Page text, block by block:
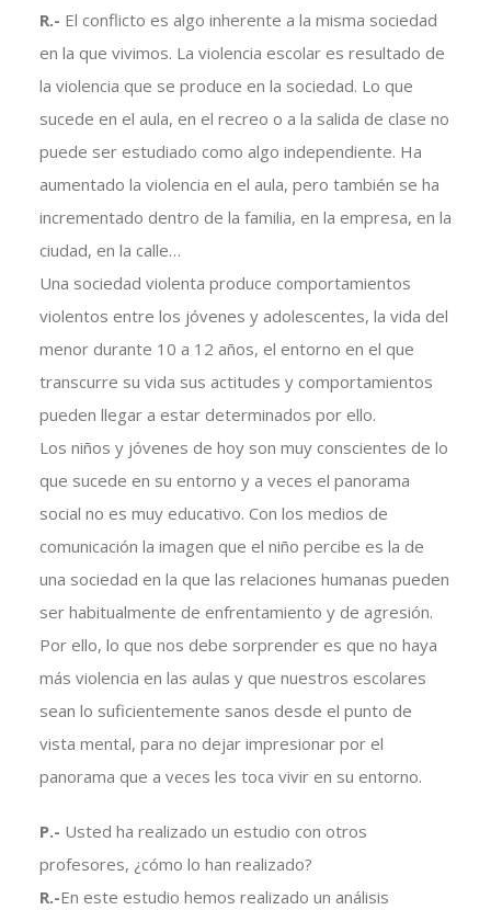
R.- El conflicto es algo inherente a la misma sociedad
en la que vivimos. La violencia escolar es resultado de
la violencia que se produce en la sociedad. Lo que
sucede en el aula, en el recreo o a la salida de clase no
puede ser estudiado como algo independiente. Ha
aumentado la violencia en el aula, pero también se ha
incrementado dentro de la familia, en la empresa, en la
ciudad, en la calle…
Una sociedad violenta produce comportamientos
violentos entre los jóvenes y adolescentes, la vida del
menor durante 10 a 12 años, el entorno en el que
transcurre su vida sus actitudes y comportamientos
pueden llegar a estar determinados por ello.
Los niños y jóvenes de hoy son muy conscientes de lo
que sucede en su entorno y a veces el panorama
social no es muy educativo. Con los medios de
comunicación la imagen que el niño percibe es la de
una sociedad en la que las relaciones humanas pueden
ser habitualmente de enfrentamiento y de agresión.
Por ello, lo que nos debe sorprender es que no haya
más violencia en las aulas y que nuestros escolares
sean lo suficientemente sanos desde el punto de
vista mental, para no dejar impresionar por el
panorama que a veces les toca vivir en su entorno.
P.- Usted ha realizado un estudio con otros
profesores, ¿cómo lo han realizado?
R.-En este estudio hemos realizado un análisis